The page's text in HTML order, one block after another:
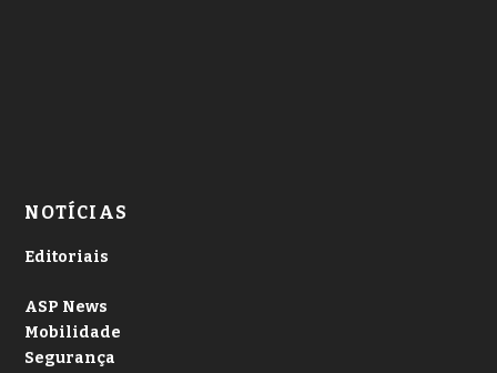
NOTÍCIAS
Editoriais
ASP News
Mobilidade
Segurança